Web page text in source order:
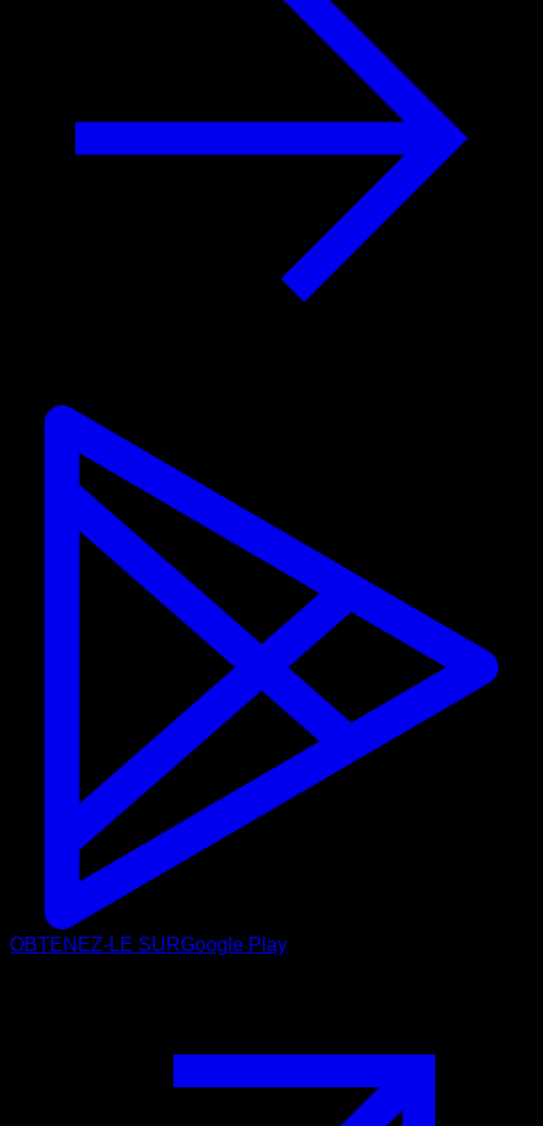
OBTENEZ-LE SURGoogle Play